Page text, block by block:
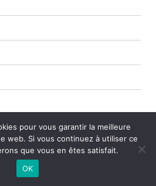
pour vous garantir la meilleure
web. Si vous continuez à utiliser ce
que vous en êtes satisfait.
OK